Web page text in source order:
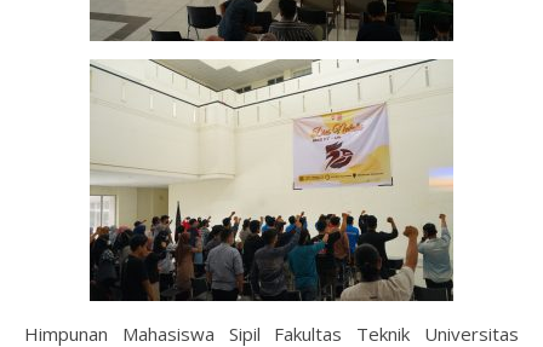
Himpunan Mahasiswa Sipil Fakultas Teknik Universitas